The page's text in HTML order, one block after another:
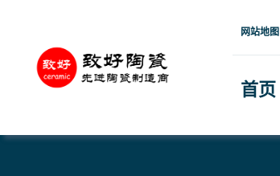
网站地图
首页